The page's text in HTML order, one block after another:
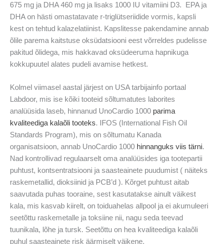
675 mg ja DHA 460 mg ja lisaks 1000 IU vitamiini D3. EPA ja
DHA on hästi omastatavate r-triglütseriidide vormis, kapsli
kest on tehtud kalazelatiinist. Kapslitesse pakendamine annab
õlile parema kaitstuse oksüdatsiooni eest võrreldes pudelisse
pakitud õlidega, mis hakkavad oksüdeeruma hapnikuga
kokkupuutel alates pudeli avamise hetkest.
Kolmel viimasel aastal järjest on USA tarbijainfo portaal
Labdoor, mis ise kõiki tooteid sõltumatutes laborites
analüüsida laseb, hinnanud UnoCardio 1000 parima
kvaliteediga kalaõli tooteks. IFOS (International Fish Oil
Standards Program), mis on sõltumatu Kanada
organisatsioon, annab UnoCardio 1000 hinnanguks viis tärni.
Nad kontrollivad regulaarselt oma analüüsides iga tootepartii
puhtust, kontsentratsiooni ja saasteainete puudumist ( näiteks
raskemetallid, dioksiinid ja PCB’d ). Kõrget puhtust aitab
saavutada puhas tooraine, sest kasutatakse ainult väikest
kala, mis kasvab kiirelt, on toiduahelas allpool ja ei akumuleeri
seetõttu raskemetalle ja toksiine nii, nagu seda teevad
tuunikala, lõhe ja tursk. Seetõttu on hea kvaliteediga kalaõli
puhul saasteainete risk äärmiselt väikene.